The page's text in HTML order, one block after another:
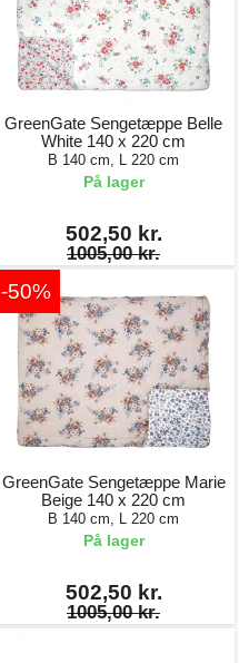
GreenGate Sengetæppe Belle
White 140 x 220 cm
B 140 cm, L 220 cm
På lager
502,50 kr.
1005,00 kr.
-50%
GreenGate Sengetæppe Marie
Beige 140 x 220 cm
B 140 cm, L 220 cm
På lager
502,50 kr.
1005,00 kr.